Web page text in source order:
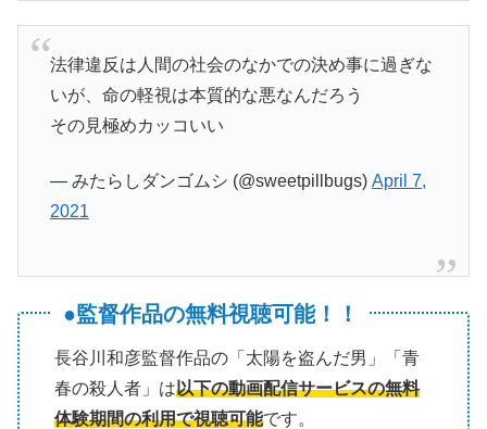
法律違反は人間の社会のなかでの決め事に過ぎな
いが、命の軽視は本質的な悪なんだろう
その見極めカッコいい
— みたらしダンゴムシ (@sweetpillbugs) April 7,
2021
●監督作品の無料視聴可能！！
長谷川和彦監督作品の「太陽を盗んだ男」「青
春の殺人者」は以下の動画配信サービスの無料
体験期間の利用で視聴可能です。